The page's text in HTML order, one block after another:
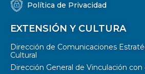
Política de Privacidad
EXTENSIÓN Y CULTURA
Dirección de Comunicaciones
Cultural
Dirección General de Vinculación con